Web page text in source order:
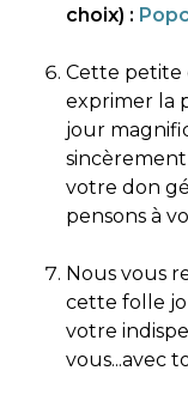
choix) :
Cette petite
exprimer la
jour
votre don
pensons à
Nous vous
cette folle
votre
vous...avec